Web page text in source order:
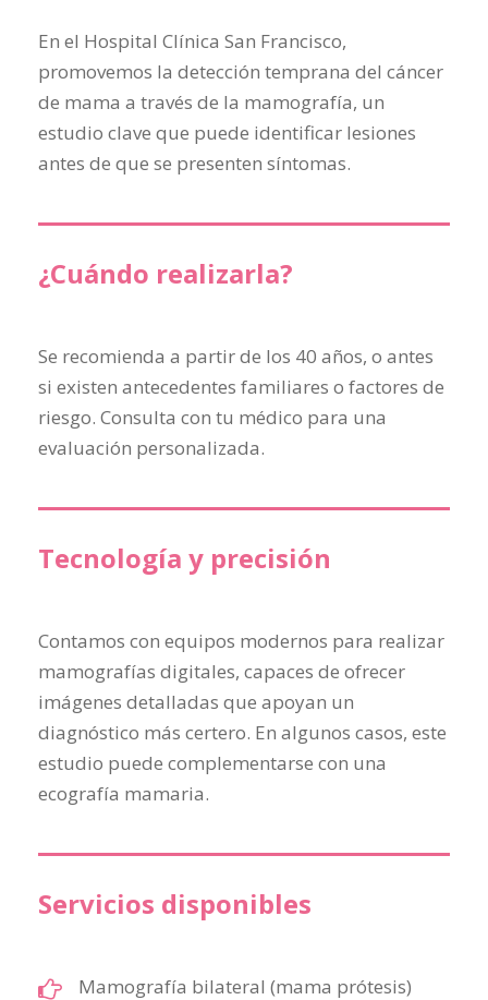
En el Hospital Clínica San Francisco,
promovemos la detección temprana del cáncer
de mama a través de la mamografía, un
estudio clave que puede identificar lesiones
antes de que se presenten síntomas.
¿Cuándo realizarla?
Se recomienda a partir de los 40 años, o antes
si existen antecedentes familiares o factores de
riesgo. Consulta con tu médico para una
evaluación personalizada.
Tecnología y precisión
Contamos con equipos modernos para realizar
mamografías digitales, capaces de ofrecer
imágenes detalladas que apoyan un
diagnóstico más certero. En algunos casos, este
estudio puede complementarse con una
ecografía mamaria.
Servicios disponibles
Mamografía bilateral (mama prótesis)